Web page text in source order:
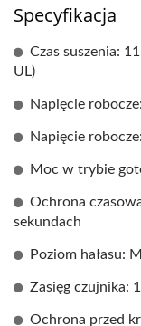
Specyfikacja
Czas suszenia:
UL)
Napięcie
Napięcie
Moc w trybie
Ochrona
sekundach
Poziom hałasu:
Zasięg czujnika:
Ochrona przed